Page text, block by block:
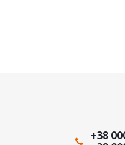
+38